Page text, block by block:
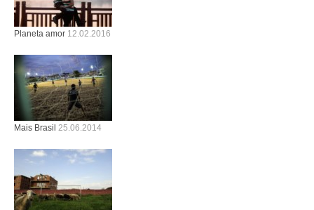
Planeta amor 12.02.2016
Mais Brasil 25.06.2014